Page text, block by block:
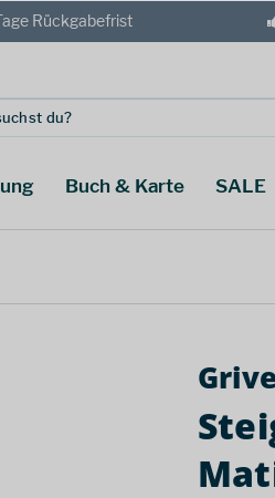
Rückgabefrist
Buch & Karte SALE